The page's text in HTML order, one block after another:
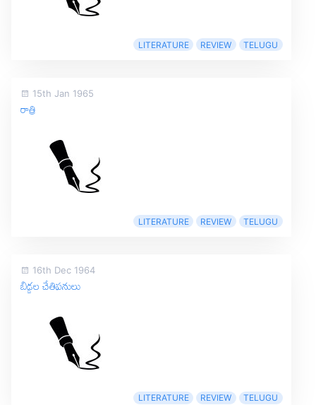
LITERATURE REVIEW TELUGU
15th Jan 1965
రాత్రి
LITERATURE REVIEW TELUGU
16th Dec 1964
బిడ్డల చేతిపనులు
LITERATURE REVIEW TELUGU